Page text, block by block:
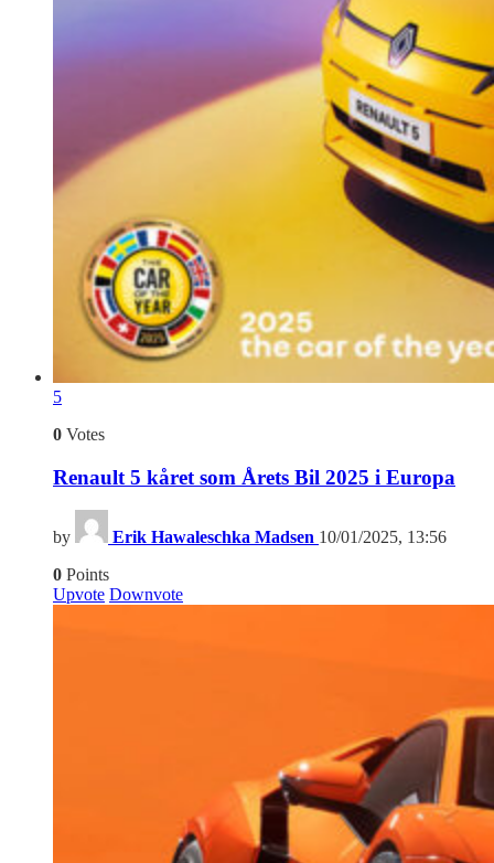
5
0 Votes
Renault 5 kåret som Årets Bil 2025 i Europa
by Erik Hawaleschka Madsen 10/01/2025, 13:56
0 Points
Upvote Downvote